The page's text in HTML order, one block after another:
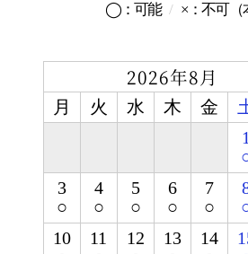
◯：可能 ×：不可（
2026年8月
月 火 水 木 金
1
3
○
4
○
5
○
6
○
7
○
10
11
12
13
14